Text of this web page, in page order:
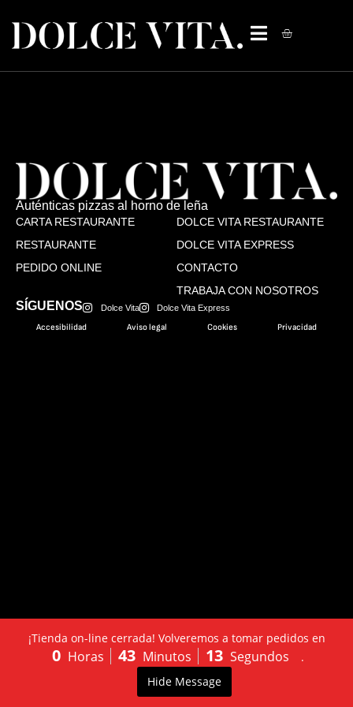
Auténticas pizzas al horno de leña
CARTA RESTAURANTE
RESTAURANTE
PEDIDO ONLINE
DOLCE VITA RESTAURANTE
DOLCE VITA EXPRESS
CONTACTO
TRABAJA CON NOSOTROS
SÍGUENOS Dolce Vita Dolce Vita Express
Accesibilidad Aviso legal Cookies Privacidad
PEDIDO
ONLINE
¡Tienda on-line cerrada! Volveremos a tomar pedidos en
0 Horas 43 Minutos 13 Segundos
.
Hide Message